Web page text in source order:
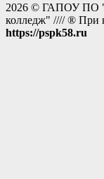
2026 © ГАПОУ ПО
колледж" //// ® При
https://pspk58.ru